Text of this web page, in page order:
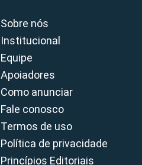
Sobre nós
Institucional
Equipe
Apoiadores
Como anunciar
Fale conosco
Termos de uso
Política de privacidade
Princípios Editoriais